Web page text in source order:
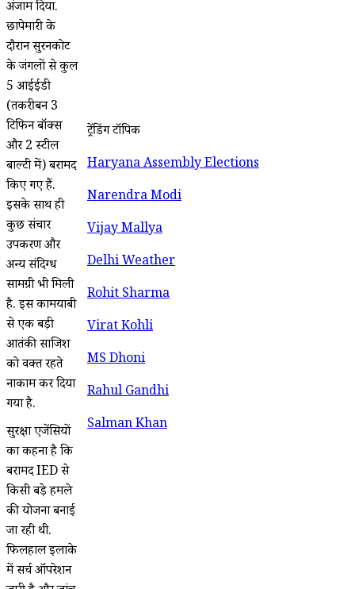
अंजाम दिया.
छापेमारी के
दौरान सुरनकोट
के जंगलों से कुल
5 आईईडी
(तकरीबन 3
टिफिन बॉक्स
और 2 स्टील
बाल्टी में) बरामद
किए गए हैं.
इसके साथ ही
कुछ संचार
उपकरण और
अन्य संदिग्ध
सामग्री भी मिली
है. इस कामयाबी
से एक बड़ी
आतंकी साजिश
को वक्त रहते
नाकाम कर दिया
गया है.
सुरक्षा एजेंसियों
का कहना है कि
बरामद IED से
किसी बड़े हमले
की योजना बनाई
जा रही थी.
फिलहाल इलाके
में सर्च ऑपरेशन
ट्रेंडिंग टॉपिक
Haryana Assembly Elections
Narendra Modi
Vijay Mallya
Delhi Weather
Rohit Sharma
Virat Kohli
MS Dhoni
Rahul Gandhi
Salman Khan